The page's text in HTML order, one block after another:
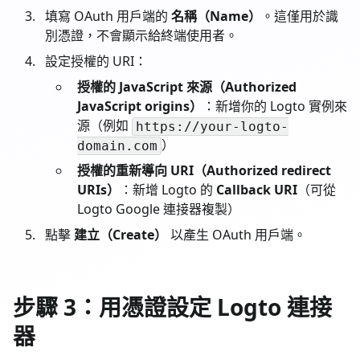
填寫 OAuth 用戶端的 名稱（Name）
。這僅用於識
別憑證，不會顯示給終端使用者。
設定授權的 URI：
授權的 JavaScript 來源（Authorized
JavaScript origins）
：新增你的 Logto 實例來
源（例如 https://your-logto-
domain.com ）
授權的重新導向 URI（Authorized redirect
URIs）
：新增 Logto 的 Callback URI （可從
Logto Google 連接器複製）
點擊 建立（Create） 以產生 OAuth 用戶端。
步驟 3：用憑證設定 Logto 連接
器